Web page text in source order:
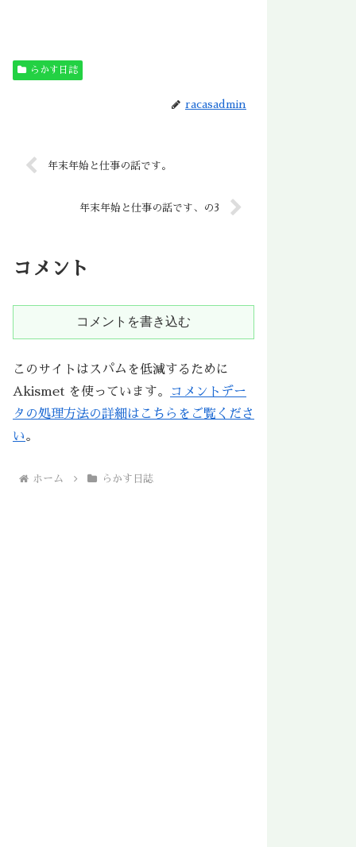
らかす日誌
racasadmin
年末年始と仕事の話です。
年末年始と仕事の話です、の3
コメント
コメントを書き込む
このサイトはスパムを低減するために
Akismet を使っています。
コメントデー
タの処理方法の詳細はこちらをご覧くださ
い。
ホーム らかす日誌